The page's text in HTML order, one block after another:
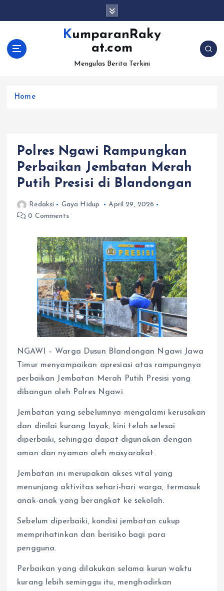
KumparanRaky
at.com
Mengulas Berita Terkini
Home
Polres Ngawi Rampungkan
Perbaikan Jembatan Merah
Putih Presisi di Blandongan
Redaksi Gaya Hidup
April 29, 2026
0 Comments
NGAWI – Warga Dusun Blandongan Ngawi Jawa
Timur menyampaikan apresiasi atas rampungnya
perbaikan Jembatan Merah Putih Presisi yang
dibangun oleh Polres Ngawi.
Jembatan yang sebelumnya mengalami kerusakan
dan dinilai kurang layak, kini telah selesai
diperbaiki, sehingga dapat digunakan dengan
aman dan nyaman oleh masyarakat.
Jembatan ini merupakan akses vital yang
menunjang aktivitas sehari-hari warga, termasuk
anak-anak yang berangkat ke sekolah.
Sebelum diperbaiki, kondisi jembatan cukup
memprihatinkan dan berisiko bagi para
pengguna.
Perbaikan yang dilakukan selama kurun waktu
kurang lebih seminggu itu, menghadirkan